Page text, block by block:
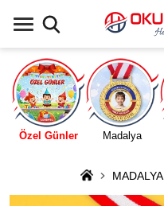
Özel Günler Madalya
MADALYA